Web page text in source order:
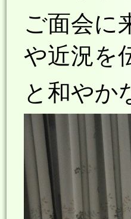
ご面会に
や近況を
と和やか